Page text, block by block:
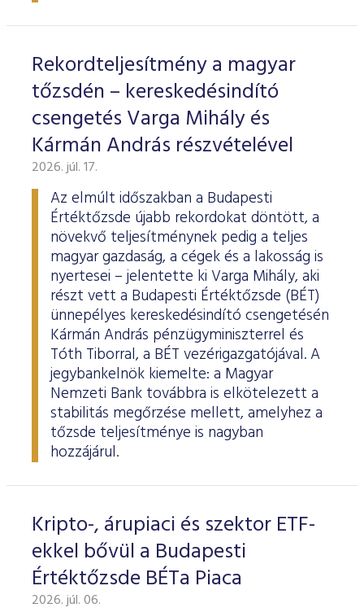
Rekordteljesítmény a magyar
tőzsdén – kereskedésindító
csengetés Varga Mihály és
Kármán András részvételével
2026. júl. 17.
Az elmúlt időszakban a Budapesti
Értéktőzsde újabb rekordokat döntött, a
növekvő teljesítménynek pedig a teljes
magyar gazdaság, a cégek és a lakosság is
nyertesei – jelentette ki Varga Mihály, aki
részt vett a Budapesti Értéktőzsde (BÉT)
ünnepélyes kereskedésindító csengetésén
Kármán András pénzügyminiszterrel és
Tóth Tiborral, a BÉT vezérigazgatójával. A
jegybankelnök kiemelte: a Magyar
Nemzeti Bank továbbra is elkötelezett a
stabilitás megőrzése mellett, amelyhez a
tőzsde teljesítménye is nagyban
hozzájárul.
Kripto-, árupiaci és szektor ETF-
ekkel bővül a Budapesti
Értéktőzsde BÉTa Piaca
2026. júl. 06.